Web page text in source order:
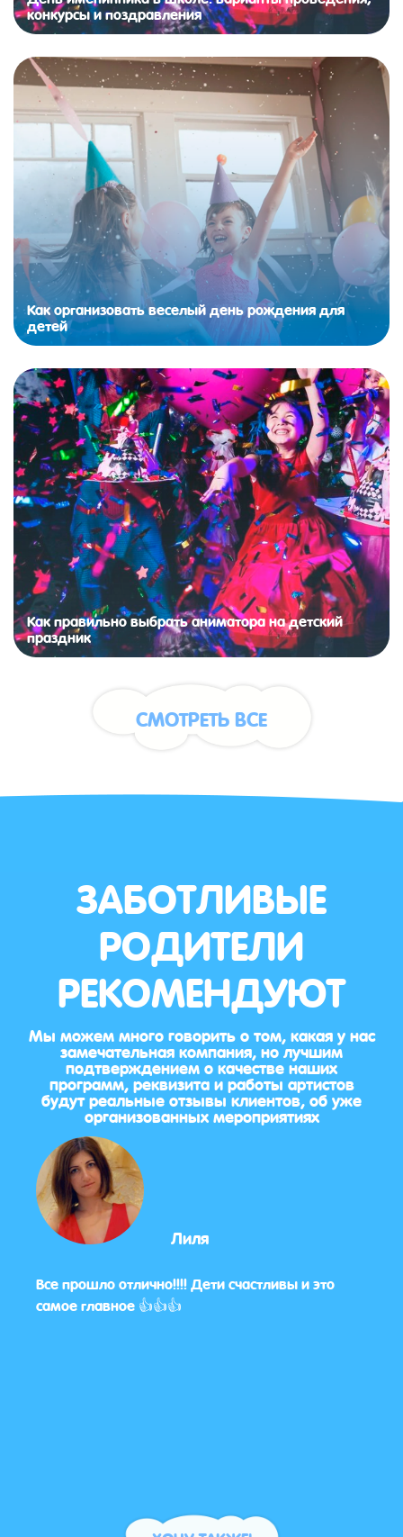
конкурсы и поздравления
Как организовать веселый день рождения для
детей
Как правильно выбрать аниматора на детский
праздник
СМОТРЕТЬ ВСЕ
ЗАБОТЛИВЫЕ
РОДИТЕЛИ
РЕКОМЕНДУЮТ
Мы можем много говорить о том, какая у нас
замечательная компания, но лучшим
подтверждением о качестве наших
программ, реквизита и работы артистов
будут реальные отзывы клиентов, об уже
организованных мероприятиях
Лиля
Все прошло отлично!!!! Дети счастливы и это
самое главное 👍👍👍